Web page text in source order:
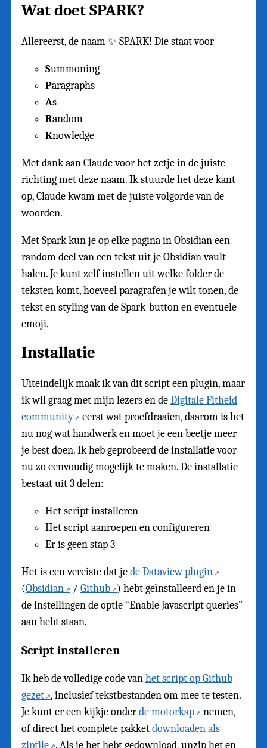
Wat doet SPARK?
Allereerst, de naam ✨ SPARK! Die staat voor
Summoning
Paragraphs
As
Random
Knowledge
Met dank aan Claude voor het zetje in de juiste
richting met deze naam. Ik stuurde het deze kant
op, Claude kwam met de juiste volgorde van de
woorden.
Met Spark kun je op elke pagina in Obsidian een
random deel van een tekst uit je Obsidian vault
halen. Je kunt zelf instellen uit welke folder de
teksten komt, hoeveel paragrafen je wilt tonen, de
tekst en styling van de Spark-button en eventuele
emoji.
Installatie
Uiteindelijk maak ik van dit script een plugin, maar
ik wil graag met mijn lezers en deDigitale Fitheid
community
eerst wat proefdraaien, daarom is het
nu nog wat handwerk en moet je een beetje meer
je best doen. Ik heb geprobeerd de installatie voor
nu zo eenvoudig mogelijk te maken. De installatie
bestaat uit 3 delen:
Het script installeren
Het script aanroepen en configureren
Er is geen stap 3
Het is een vereiste dat jede Dataview plugin
(Obsidian / Github ) hebt geïnstalleerd en je in
de instellingen de optie “Enable Javascript queries”
aan hebt staan.
Script installeren
Ik heb de volledige code vanhet script op Github
gezet , inclusief tekstbestanden om mee te testen.
Je kunt er een kijkje onderde motorkap
nemen,
of direct het complete pakketdownloaden als